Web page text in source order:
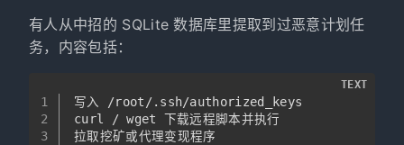
有人从中招的 SQLite 数据库里提取到过恶意计划任
务，内容包括：
1
2
3
写入 /root/.ssh/authorized_keys
curl / wget 下载远程脚本并执行
拉取挖矿或代理变现程序
TEXT